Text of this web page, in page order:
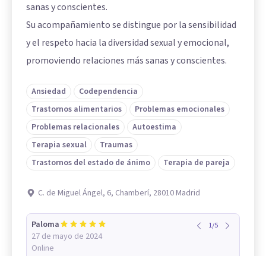
sanas y conscientes.
Su acompañamiento se distingue por la sensibilidad
y el respeto hacia la diversidad sexual y emocional,
promoviendo relaciones más sanas y conscientes.
Ansiedad
Codependencia
Trastornos alimentarios
Problemas emocionales
Problemas relacionales
Autoestima
Terapia sexual
Traumas
Trastornos del estado de ánimo
Terapia de pareja
C. de Miguel Ángel, 6, Chamberí, 28010 Madrid
Paloma
27 de mayo de 2024
Online
1/5